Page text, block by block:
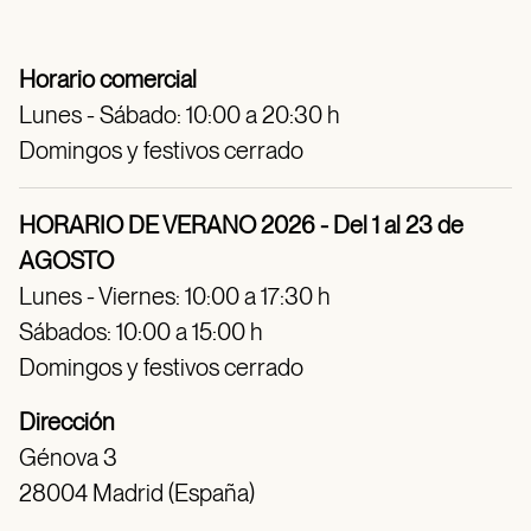
Horario comercial
Lunes - Sábado: 10:00 a 20:30 h
Domingos y festivos cerrado
HORARIO DE VERANO 2026 - Del 1 al 23 de
AGOSTO
Lunes - Viernes: 10:00 a 17:30 h
Sábados: 10:00 a 15:00 h
Domingos y festivos cerrado
Dirección
Génova 3
28004 Madrid (España)